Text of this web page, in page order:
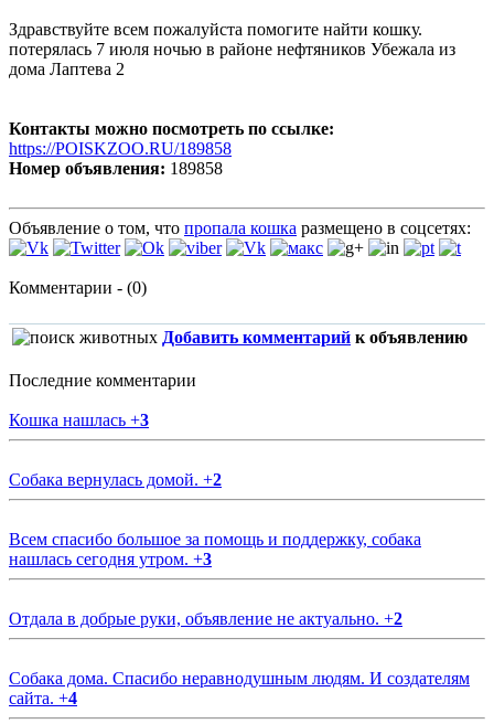
Здравствуйте всем пожалуйста помогите найти кошку.
потерялась 7 июля ночью в районе нефтяников Убежала из
дома Лаптева 2
Контакты можно посмотреть по ссылке:
https://POISKZOO.RU/189858
Номер объявления: 189858
Объявление о том, что пропала кошка размещено в соцсетях:
Комментарии - (0)
Добавить комментарий к объявлению
Последние комментарии
Кошка нашлась +3
Собака вернулась домой. +2
Всем спасибо большое за помощь и поддержку, собака
нашлась сегодня утром. +3
Отдала в добрые руки, объявление не актуально. +2
Собака дома. Спасибо неравнодушным людям. И создателям
сайта. +4